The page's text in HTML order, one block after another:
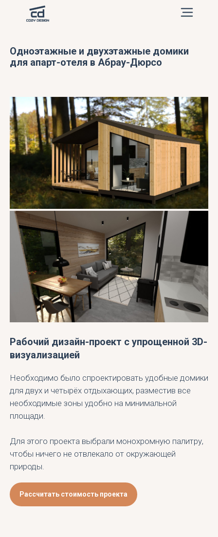
Одноэтажные и двухэтажные домики
для апарт-отеля в Абрау-Дюрсо
Рабочий дизайн-проект c упрощенной 3D-
визуализацией
Необходимо было спроектировать удобные домики
для двух и четырёх отдыхающих, разместив все
необходимые зоны удобно на минимальной
площади.
Для этого проекта выбрали монохромную палитру,
чтобы ничего не отвлекало от окружающей
природы.
Рассчитать стоимость проекта